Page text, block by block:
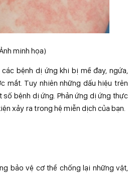
minh họa)
bệnh dị ứng khi bị mề đay, ngứa,
mắt. Tuy nhiên những dấu hiệu trên
bệnh dị ứng. Phản ứng dị ứng thực
xảy ra trong hệ miễn dịch của bạn.
bảo vệ cơ thể chống lại những vật,